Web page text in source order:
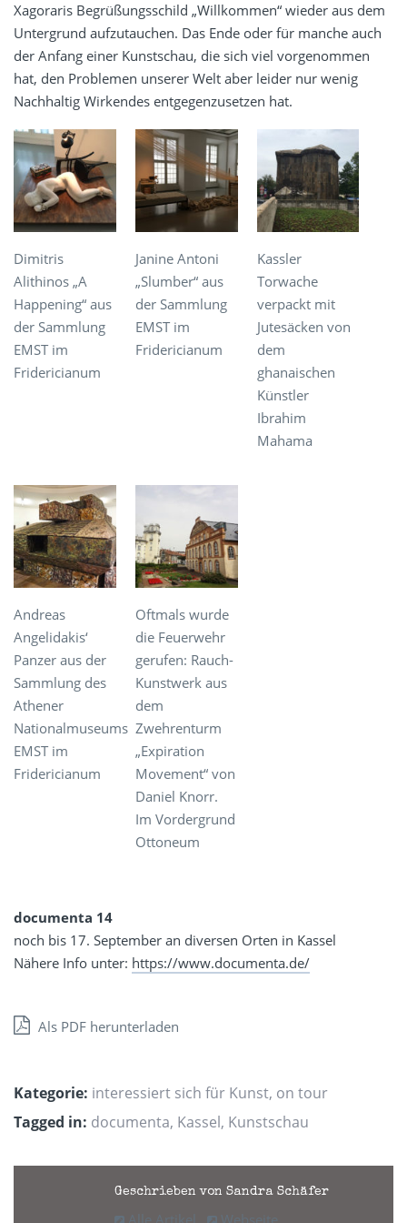
Xagoraris Begrüßungsschild „Willkommen“ wieder aus dem
Untergrund aufzutauchen. Das Ende oder für manche auch
der Anfang einer Kunstschau, die sich viel vorgenommen
hat, den Problemen unserer Welt aber leider nur wenig
Nachhaltig Wirkendes entgegenzusetzen hat.
Dimitris
Alithinos „A
Happening“ aus
der Sammlung
EMST im
Fridericianum
Janine Antoni
„Slumber“ aus
der Sammlung
EMST im
Fridericianum
Kassler
Torwache
verpackt mit
Jutesäcken von
dem
ghanaischen
Künstler
Ibrahim
Mahama
Andreas
Angelidakis‘
Panzer aus der
Sammlung des
Athener
Nationalmuseums
EMST im
Fridericianum
Oftmals wurde
die Feuerwehr
gerufen: Rauch-
Kunstwerk aus
dem
Zwehrenturm
„Expiration
Movement“ von
Daniel Knorr.
Im Vordergrund
Ottoneum
documenta 14
noch bis 17. September an diversen Orten in Kassel
Nähere Info unter: https://www.documenta.de/
Als PDF herunterladen
Kategorie: interessiert sich für Kunst, on tour
Tagged in: documenta, Kassel, Kunstschau
Geschrieben von Sandra Schäfer
Alle Artikel Webseite